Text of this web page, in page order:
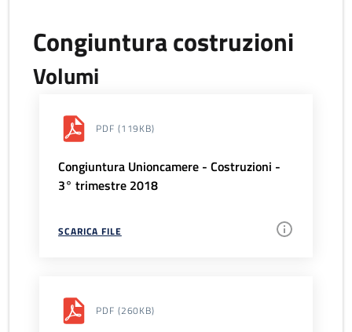
Congiuntura costruzioni
Volumi
PDF (119KB)
Congiuntura Unioncamere - Costruzioni -
3° trimestre 2018
SCARICA FILE
PDF (260KB)